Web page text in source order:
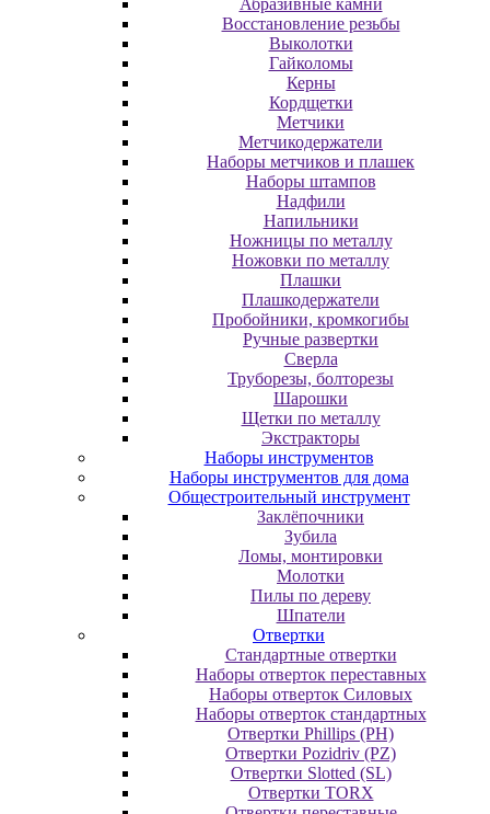
Абразивные камни
Восстановление резьбы
Выколотки
Гайколомы
Керны
Кордщетки
Метчики
Метчикодержатели
Наборы метчиков и плашек
Наборы штампов
Надфили
Напильники
Ножницы по металлу
Ножовки по металлу
Плашки
Плашкодержатели
Пробойники, кромкогибы
Ручные развертки
Сверла
Труборезы, болторезы
Шарошки
Щетки по металлу
Экcтpaктopы
Наборы инструментов
Наборы инструментов для дома
Общестроительный инструмент
Заклёпочники
Зубила
Ломы, монтировки
Молотки
Пилы по дереву
Шпатели
Отвертки
Cтандартные отвертки
Наборы отверток переставных
Наборы отверток Силовых
Наборы отверток стандартных
Отвертки Phillips (PH)
Отвертки Pozidriv (PZ)
Отвертки Slotted (SL)
Отвертки TORX